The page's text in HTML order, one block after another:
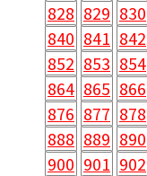
828 829 830
840 841 842
852 853 854
864 865 866
876 877 878
888 889 890
900 901 902